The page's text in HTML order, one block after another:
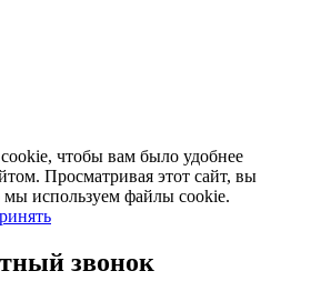
чтобы вам было удобнее
Просматривая этот сайт, вы
мы используем файлы cookie.
звонок